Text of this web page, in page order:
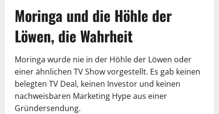
Moringa und die Höhle der
Löwen, die Wahrheit
Moringa wurde nie in der Höhle der Löwen oder
einer ähnlichen TV Show vorgestellt. Es gab keinen
belegten TV Deal, keinen Investor und keinen
nachweisbaren Marketing Hype aus einer
Gründersendung.